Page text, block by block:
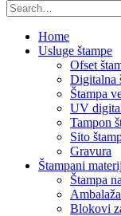
Home
Usluge štampe
Ofset
Digitalna
Štampa
UV
Tampon
Sito
Gravura
Štampani
Štampa
Ambalaža
Blokovi